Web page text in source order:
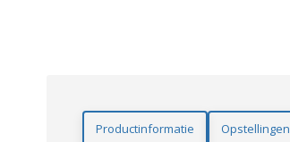
Productinformatie Opstellingen